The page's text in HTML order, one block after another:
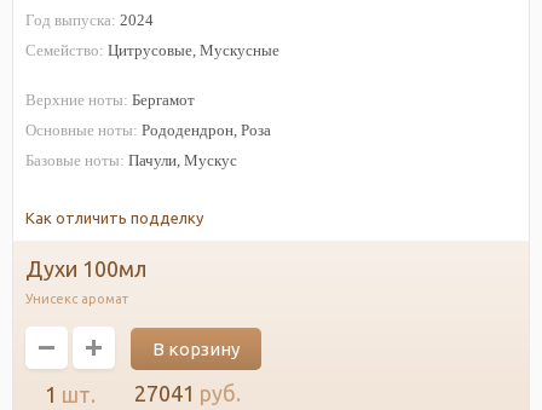
Как отличить подделку
Год выпуска: 2024
Семейство: Цитрусовые, Мускусные
Верхние ноты: Бергамот
Основные ноты: Рододендрон, Роза
Базовые ноты: Пачули, Мускус
духи 100мл
Унисекс аромат
1 шт. 27041 руб.